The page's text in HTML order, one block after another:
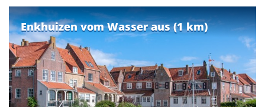
Enkhuizen vom Wasser aus (1 km)